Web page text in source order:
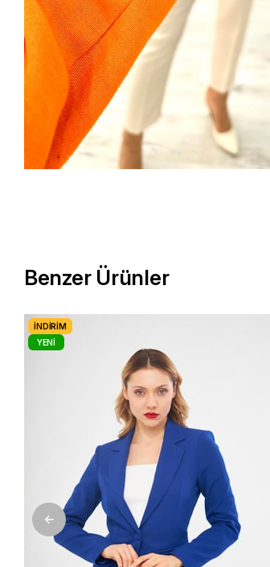
Benzer Ürünler
İNDIRIM
YENI